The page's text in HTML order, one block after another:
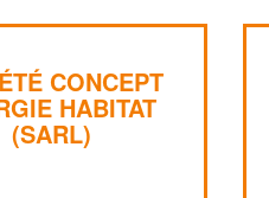
CONCEPT
HABITAT
(SARL)